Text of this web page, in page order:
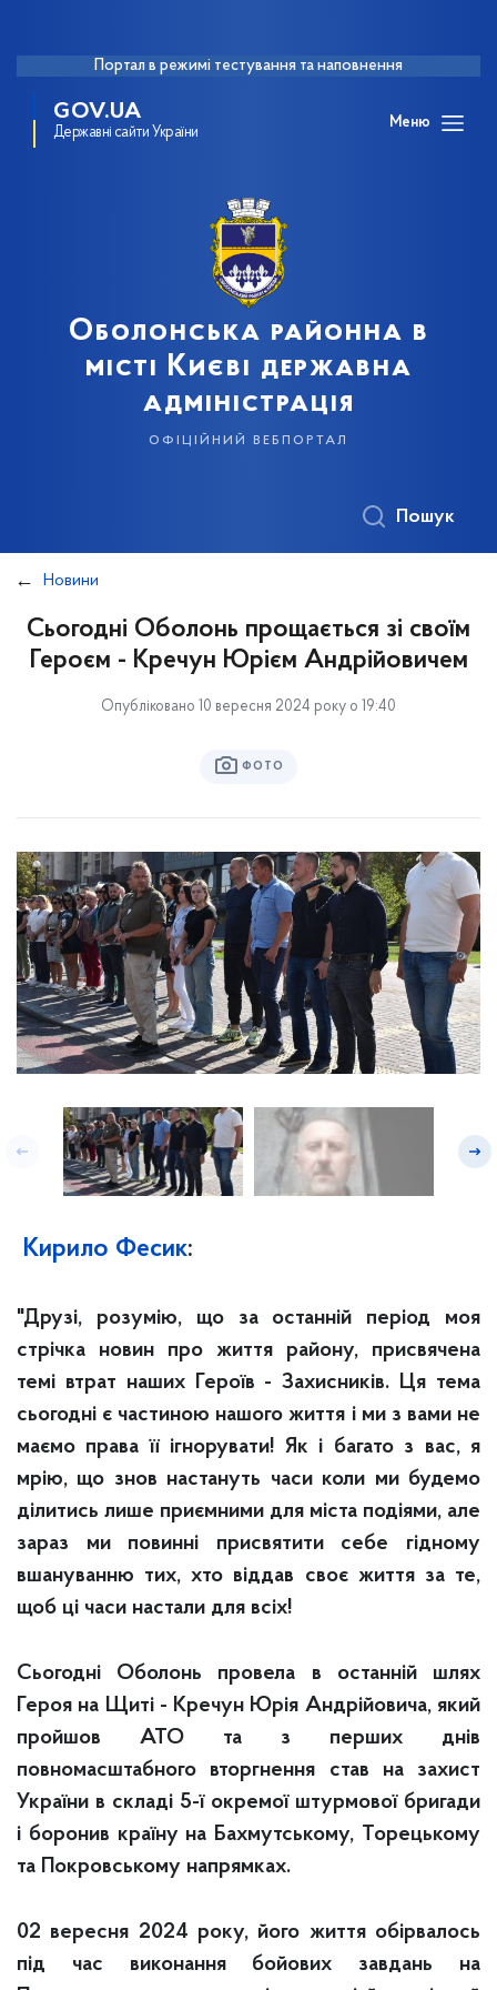
Портал в режимі тестування та наповнення
GOV.UA
Державні сайти України
Меню
Оболонська районна в
місті Києві державна
адміністрація
офіційний вебпортал
Пошук
Новини
Сьогодні Оболонь прощається зі своїм
Героєм - Кречун Юрієм Андрійовичем
Опубліковано 10 вересня 2024 року о 19:40
ФОТО
Кирило Фесик:
"Друзі, розумію, що за останній період моя
стрічка новин про життя району, присвячена
темі втрат наших Героїв - Захисників. Ця тема
сьогодні є частиною нашого життя і ми з вами не
маємо права її ігнорувати! Як і багато з вас, я
мрію, що знов настануть часи коли ми будемо
ділитись лише приємними для міста подіями, але
зараз ми повинні присвятити себе гідному
вшануванню тих, хто віддав своє життя за те,
щоб ці часи настали для всіх!
Сьогодні Оболонь провела в останній шлях
Героя на Щиті - Кречун Юрія Андрійовича, який
пройшов АТО та з перших днів
повномасштабного вторгнення став на захист
України в складі 5-ї окремої штурмової бригади
і боронив країну на Бахмутському, Торецькому
та Покровському напрямках.
02 вересня 2024 року, його життя обірвалось
під час виконання бойових завдань на